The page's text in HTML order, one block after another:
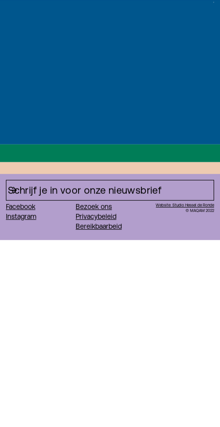
+
Bereikbaarbeid
Privacybeleid
Bezoek ons
Facebook
Instagram
Website: Studio Hessel de Ronde
© MAQAM 2022